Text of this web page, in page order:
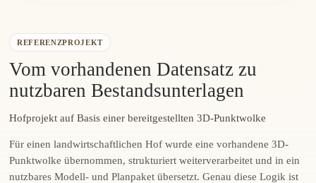
REFERENZPROJEKT
Vom vorhandenen Datensatz zu
nutzbaren Bestandsunterlagen
Hofprojekt auf Basis einer bereitgestellten 3D-Punktwolke
Für einen landwirtschaftlichen Hof wurde eine vorhandene 3D-
Punktwolke übernommen, strukturiert weiterverarbeitet und in ein
nutzbares Modell- und Planpaket übersetzt. Genau diese Logik ist